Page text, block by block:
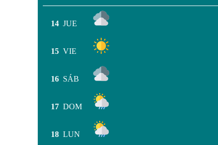
14 JUE
15 VIE
16 SÁB
17 DOM
18 LUN